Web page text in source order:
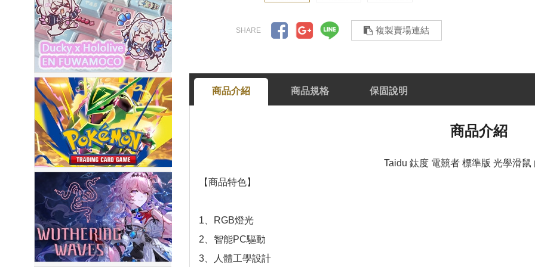
複製賣場連結
商品介紹 商品規格 保固說明
商品介紹
Taidu 鈦度 電競者 標準版 光學滑鼠
【商品特色】
1、RGB燈光
2、智能PC驅動
3、人體工學設計